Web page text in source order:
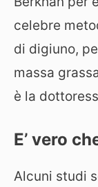
celebre
di digiuno,
massa
è la
E’ vero
Alcuni studi